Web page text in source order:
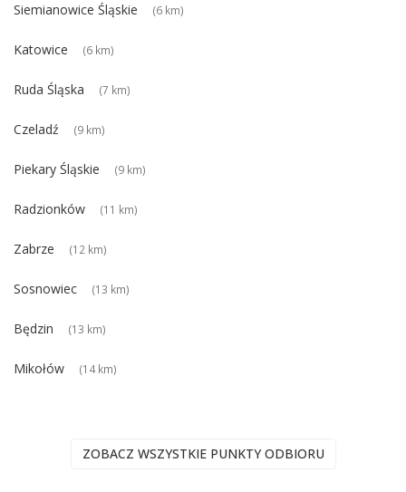
Siemianowice Śląskie (6 km)
Katowice (6 km)
Ruda Śląska (7 km)
Czeladź (9 km)
Piekary Śląskie (9 km)
Radzionków (11 km)
Zabrze (12 km)
Sosnowiec (13 km)
Będzin (13 km)
Mikołów (14 km)
ZOBACZ WSZYSTKIE PUNKTY ODBIORU